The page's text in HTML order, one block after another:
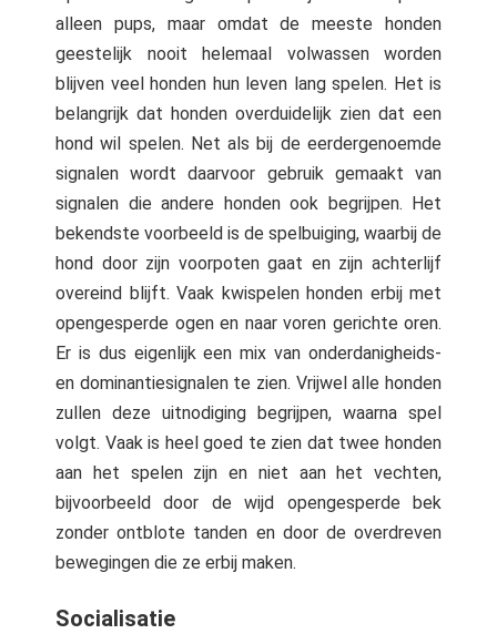
alleen pups, maar omdat de meeste honden
geestelijk nooit helemaal volwassen worden
blijven veel honden hun leven lang spelen. Het is
belangrijk dat honden overduidelijk zien dat een
hond wil spelen. Net als bij de eerdergenoemde
signalen wordt daarvoor gebruik gemaakt van
signalen die andere honden ook begrijpen. Het
bekendste voorbeeld is de spelbuiging, waarbij de
hond door zijn voorpoten gaat en zijn achterlijf
overeind blijft. Vaak kwispelen honden erbij met
opengesperde ogen en naar voren gerichte oren.
Er is dus eigenlijk een mix van onderdanigheids-
en dominantiesignalen te zien. Vrijwel alle honden
zullen deze uitnodiging begrijpen, waarna spel
volgt. Vaak is heel goed te zien dat twee honden
aan het spelen zijn en niet aan het vechten,
bijvoorbeeld door de wijd opengesperde bek
zonder ontblote tanden en door de overdreven
bewegingen die ze erbij maken.
Socialisatie